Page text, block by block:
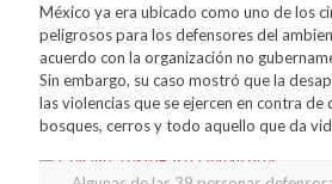
México ya era ubicado como uno de los
peligrosos para los defensores del
acuerdo con la organización no
Sin embargo, su caso mostró que la
las violencias que se ejercen en contra de
bosques, cerros y todo aquello que da